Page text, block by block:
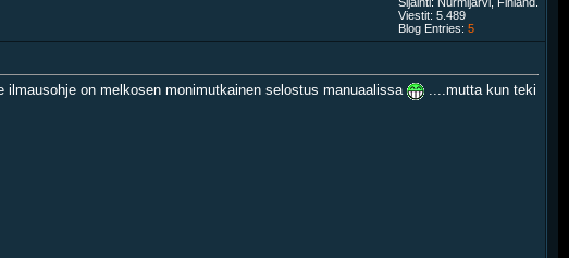
Viestit: 5.489
Blog Entries: 5
on melkosen monimutkainen selostus manuaalissa
....mutta kun teki